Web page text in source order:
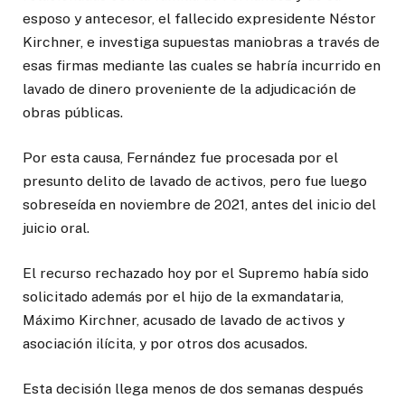
esposo y antecesor, el fallecido expresidente Néstor
Kirchner, e investiga supuestas maniobras a través de
esas firmas mediante las cuales se habría incurrido en
lavado de dinero proveniente de la adjudicación de
obras públicas.
Por esta causa, Fernández fue procesada por el
presunto delito de lavado de activos, pero fue luego
sobreseída en noviembre de 2021, antes del inicio del
juicio oral.
El recurso rechazado hoy por el Supremo había sido
solicitado además por el hijo de la exmandataria,
Máximo Kirchner, acusado de lavado de activos y
asociación ilícita, y por otros dos acusados.
Esta decisión llega menos de dos semanas después